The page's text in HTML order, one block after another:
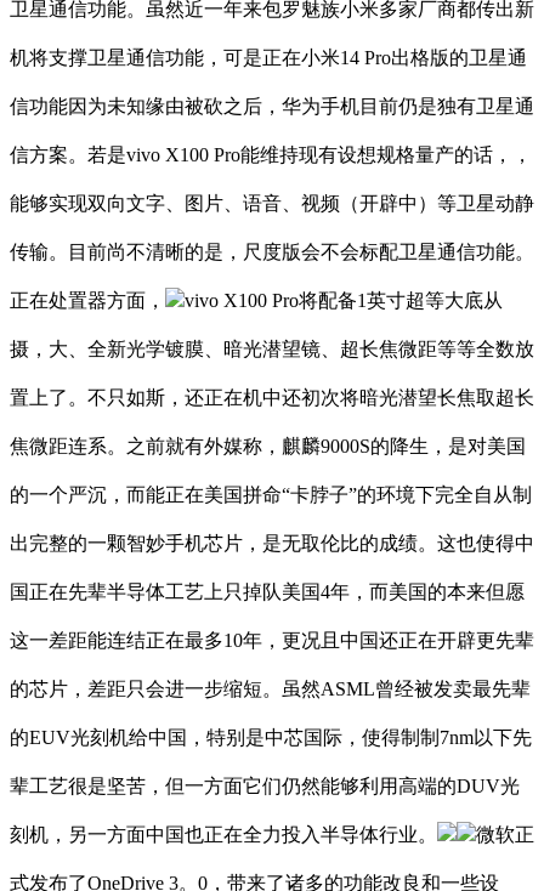
卫星通信功能。虽然近一年来包罗魅族小米多家厂商都传出新
机将支撑卫星通信功能，可是正在小米14 Pro出格版的卫星通
信功能因为未知缘由被砍之后，华为手机目前仍是独有卫星通
信方案。若是vivo X100 Pro能维持现有设想规格量产的话，，
能够实现双向文字、图片、语音、视频（开辟中）等卫星动静
传输。目前尚不清晰的是，尺度版会不会标配卫星通信功能。
正在处置器方面， vivo X100 Pro将配备1英寸超等大底从
摄，大、全新光学镀膜、暗光潜望镜、超长焦微距等等全数放
置上了。不只如斯，还正在机中还初次将暗光潜望长焦取超长
焦微距连系。之前就有外媒称，麒麟9000S的降生，是对美国
的一个严沉，而能正在美国拼命“卡脖子”的环境下完全自从制
出完整的一颗智妙手机芯片，是无取伦比的成绩。这也使得中
国正在先辈半导体工艺上只掉队美国4年，而美国的本来但愿
这一差距能连结正在最多10年，更况且中国还正在开辟更先辈
的芯片，差距只会进一步缩短。虽然ASML曾经被发卖最先辈
的EUV光刻机给中国，特别是中芯国际，使得制制7nm以下先
辈工艺很是坚苦，但一方面它们仍然能够利用高端的DUV光
刻机，另一方面中国也正在全力投入半导体行业。 微软正
式发布了OneDrive 3。0，带来了诸多的功能改良和一些设